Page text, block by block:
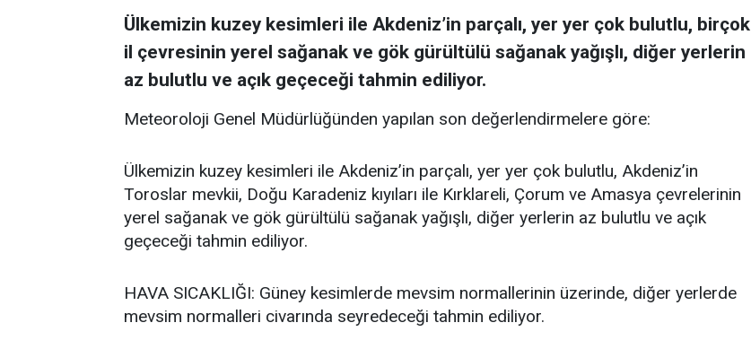
Ülkemizin kuzey kesimleri ile Akdeniz’in parçalı, yer yer çok bulutlu, birçok
il çevresinin yerel sağanak ve gök gürültülü sağanak yağışlı, diğer yerlerin
az bulutlu ve açık geçeceği tahmin ediliyor.
Meteoroloji Genel Müdürlüğünden yapılan son değerlendirmelere göre:
Ülkemizin kuzey kesimleri ile Akdeniz’in parçalı, yer yer çok bulutlu, Akdeniz’in
Toroslar mevkii, Doğu Karadeniz kıyıları ile Kırklareli, Çorum ve Amasya çevrelerinin
yerel sağanak ve gök gürültülü sağanak yağışlı, diğer yerlerin az bulutlu ve açık
geçeceği tahmin ediliyor.
HAVA SICAKLIĞI: Güney kesimlerde mevsim normallerinin üzerinde, diğer yerlerde
mevsim normalleri civarında seyredeceği tahmin ediliyor.